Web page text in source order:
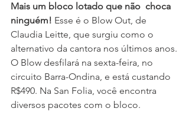
Mais um bloco lotado que não  choca
ninguém! Esse é o Blow Out, de
Claudia Leitte, que surgiu como o
alternativo da cantora nos últimos anos.
O Blow desfilará na sexta-feira, no
circuito Barra-Ondina, e está custando
R$490. Na San Folia, você encontra
diversos pacotes com o bloco.